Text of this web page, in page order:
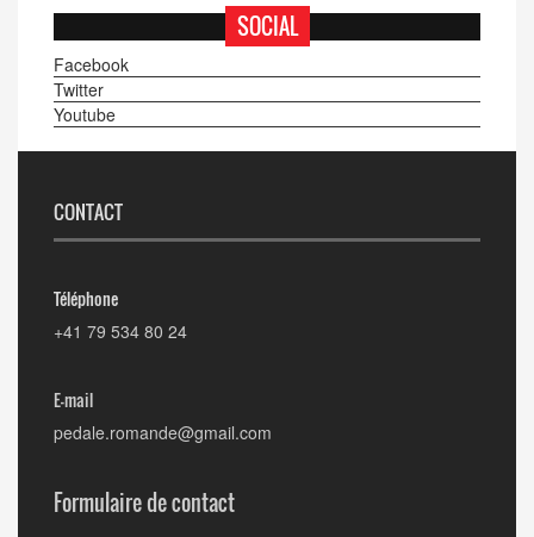
SOCIAL
Facebook
Twitter
Youtube
CONTACT
Téléphone
+41 79 534 80 24
E-mail
pedale.romande@gmail.com
Formulaire de contact